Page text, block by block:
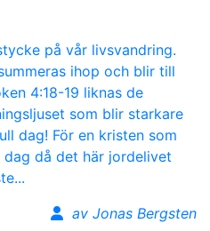
på vår livsvandring.
ihop och blir till
4:18-19 liknas de
som blir starkare
dag! För en kristen som
då det här jordelivet
av Jonas Bergsten